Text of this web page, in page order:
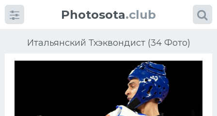
Photosota.club
Итальянский Тхэквондист (34 Фото)